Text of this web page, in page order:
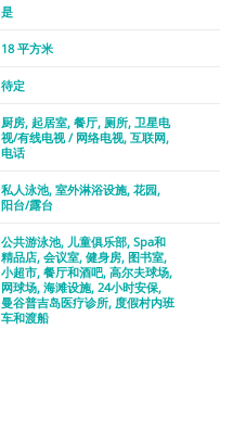
是
18 平方米
待定
厨房 起居室 餐厅 厕所 卫星电
视/有线电视 / 网络电视 互联网
电话
私人泳池 室外淋浴设施 花园
阳台/露台
公共游泳池 儿童俱乐部 Spa和
精品店 会议室 健身房 图书室
小超市 餐厅和酒吧 高尔夫球场
网球场 海滩设施 24小时安保
曼谷普吉岛医疗诊所 度假村内班
车和渡船